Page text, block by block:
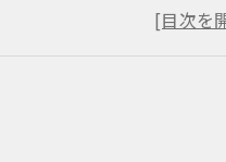
施術の流れと注意点を徹
施術後のケアで美しい